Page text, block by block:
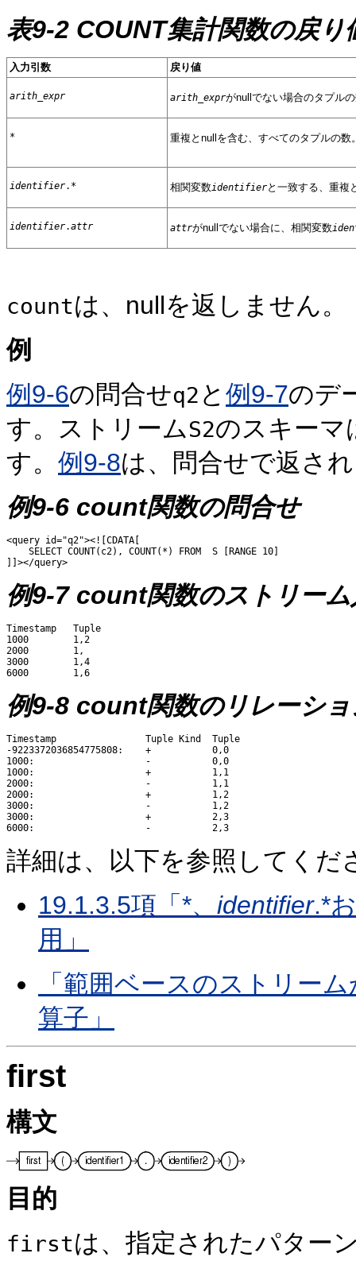
表9-2 COUNT集計関数の戻り
入力引数 戻り値
arith_expr arith_exprがnullでない場合のタプル
* 重複とnullを含む、すべてのタプルの数
identifier.* 相関変数identifierと一致する、重複
identifier.attr attrがnullでない場合に、相関変数
countは、nullを返しません。
例
例9-6の問合せq2 と 例9-7のデ
す。ストリームS2のスキーマ
す。 例9-8は、問合せで返さ
例9-6 count関数の問合せ
<query id="q2"><![CDATA[
    SELECT COUNT(c2), COUNT(*) FROM  S [RANGE 10]
例9-7 count関数のストリーム
Timestamp   Tuple
1000        1,2
2000        1,
3000        1,4
例9-8 count関数のリレーショ
Timestamp                Tuple Kind  Tuple
-9223372036854775808:    +           0,0
1000:                    -           0,0
1000:                    +           1,1
2000:                    -           1,1
2000:                    +           1,2
3000:                    -           1,2
3000:                    +           2,3
詳細は、以下を参照してくだ
19.1.3.5項「*、 identifier.*
用」
「範囲ベースのストリー
算子」
first
構文
目的
firstは、指定されたパター